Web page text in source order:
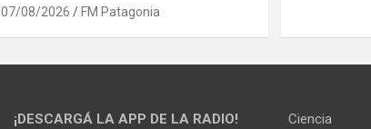
07/08/2026 FM Patagonia
¡DESCARGÁ LA APP DE LA RADIO!
Ciencia